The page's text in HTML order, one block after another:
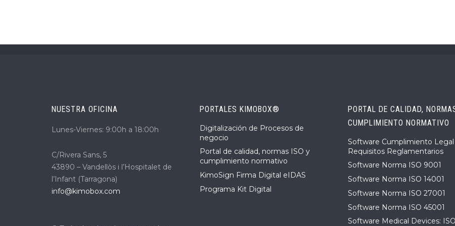
NUESTRA OFICINA
Lunes-Viernes: 9:00h a 18:00h
C/Rivera Sans, 5
43890 – Vandellòs i l’Hospitalet de
l’Infant (Tarragona)
info@kimobox.com
PORTALES KIMOBOX®
Digitalización de Procesos de
negocio
Portal de calidad, normas ISO y
cumplimiento normativo
KimoSign Firma Digital eIDAS
Programa Kit Digital
PORTAL DE CALIDAD,
CUMPLIMIENTO NORMATIVO
Software Cumplimiento Legal
Requisitos Reglamentarios
Software Norma ISO 9001
Software Norma ISO 14001
Software Norma ISO 27001
Software Norma ISO 45001
Software Medical Devices: